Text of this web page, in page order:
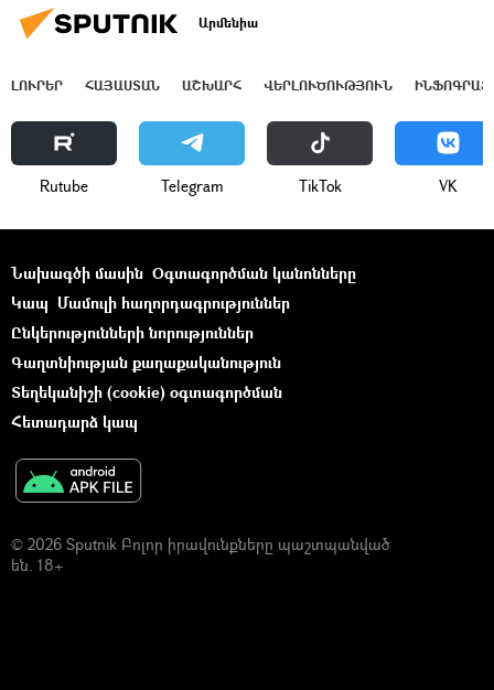
Արմենիա
ԼՈՒՐԵՐ ՀԱՅԱՍՏԱՆ ԱՇԽԱՐՀ ՎԵՐԼՈՒԾՈՒԹՅՈՒՆ
Rutube Telegram ТikТоk VK
Նախագծի մասին Օգտագործման կանոնները
Կապ Մամուլի հաղորդագրություններ
Ընկերությունների նորություններ
Գաղտնիության քաղաքականություն
Տեղեկանիշի (cookie) օգտագործման
Հետադարձ կապ
© 2026 Sputnik Բոլոր իրավունքները պաշտպանված
են. 18+